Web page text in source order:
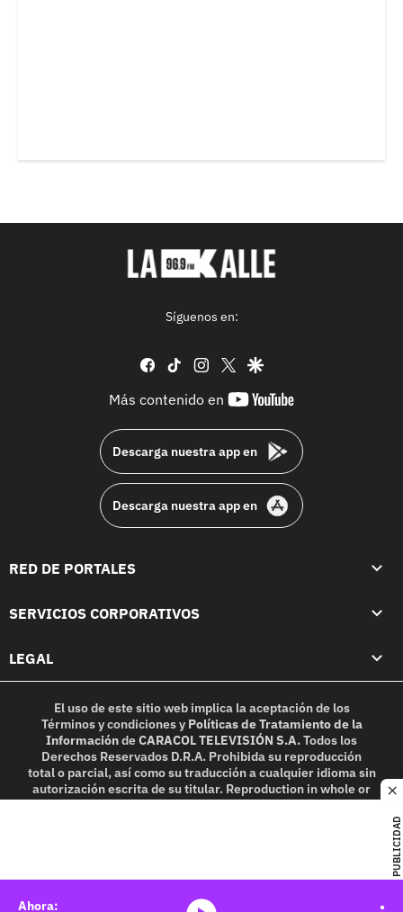
PUBLICIDAD
Síguenos en:
facebook
tiktok instagram
twittergoogle
Más contenido en
youtube-
Descarga nuestra app en
Descarga nuestra app en
RED DE PORTALES
SERVICIOS CORPORATIVOS
LEGAL
El uso de este sitio web implica la aceptación de los
Términos y condicionesy Políticas de Tratamiento de la
InformacióndeCARACOL TELEVISIÓN S.A.Todos los
Derechos Reservados D.R.A. Prohibida su reproducción
total o parcial, así como su traducción a cualquier idioma sin
autorización escrita de su titular. Reproduction in whole or
in part, or translation without written permission is